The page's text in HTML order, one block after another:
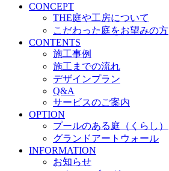
CONCEPT
THE庭や工房について
こだわった庭をお望みの方
CONTENTS
施工事例
施工までの流れ
デザインプラン
Q&A
サービスのご案内
OPTION
プールのある庭（くらし）
グランドアートウォール
INFORMATION
お知らせ